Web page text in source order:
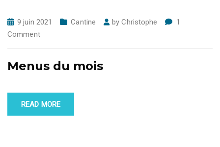
9 juin 2021 Cantine byChristophe
1
Comment
Menus du mois
READ MORE